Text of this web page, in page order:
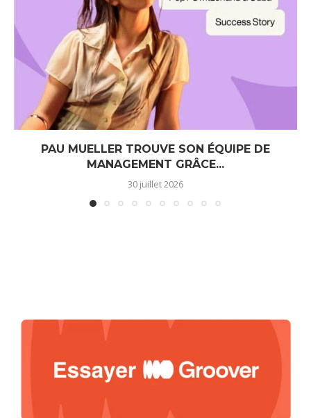
PAU MUELLER TROUVE SON ÉQUIPE DE
MANAGEMENT GRÂCE...
30 juillet 2026